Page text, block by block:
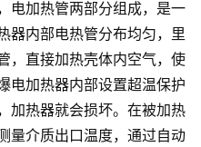
电加热管两部分组成，是一
器内部电热管分布均匀，里
，直接加热壳体内空气，使
电加热器内部设置超温保护
加热器就会损坏。在被加热
量介质出口温度，通过自动